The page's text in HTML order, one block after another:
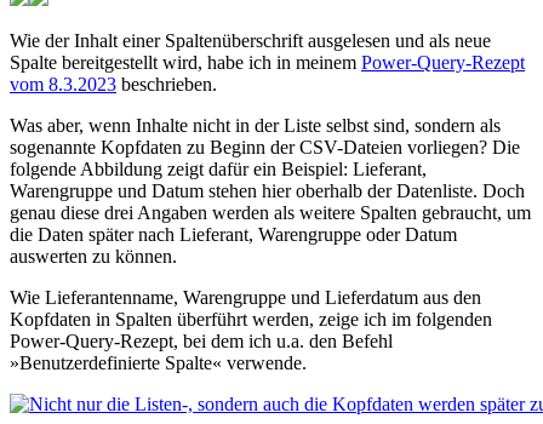
Wie der Inhalt einer Spaltenüberschrift ausgelesen und als neue
Spalte bereitgestellt wird, habe ich in meinem Power-Query-Rezept
vom 8.3.2023 beschrieben.
Was aber, wenn Inhalte nicht in der Liste selbst sind, sondern als
sogenannte Kopfdaten zu Beginn der CSV-Dateien vorliegen? Die
folgende Abbildung zeigt dafür ein Beispiel: Lieferant,
Warengruppe und Datum stehen hier oberhalb der Datenliste. Doch
genau diese drei Angaben werden als weitere Spalten gebraucht, um
die Daten später nach Lieferant, Warengruppe oder Datum
auswerten zu können.
Wie Lieferantenname, Warengruppe und Lieferdatum aus den
Kopfdaten in Spalten überführt werden, zeige ich im folgenden
Power-Query-Rezept, bei dem ich u.a. den Befehl
»Benutzerdefinierte Spalte« verwende.